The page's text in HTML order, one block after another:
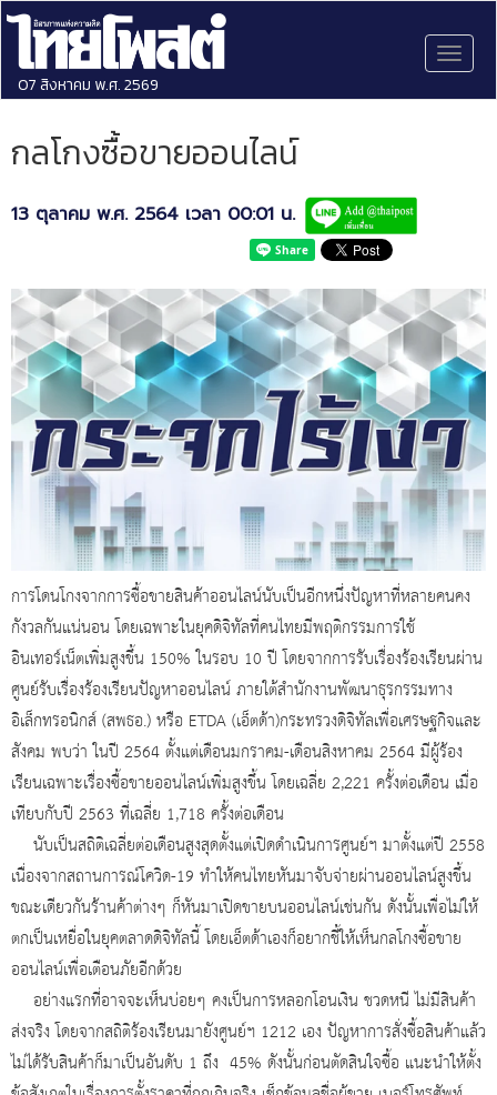
07 สิงหาคม พ.ศ. 2569
กลโกงซื้อขายออนไลน์
13 ตุลาคม พ.ศ. 2564 เวลา 00:01 น.
การโดนโกงจากการซื้อขายสินค้าออนไลน์นับเป็นอีกหนึ่งปัญหาที่หลายคนคง
กังวลกันแน่นอน โดยเฉพาะในยุคดิจิทัลที่คนไทยมีพฤติกรรมการใช้
อินเทอร์เน็ตเพิ่มสูงขึ้น 150% ในรอบ 10 ปี โดยจากการรับเรื่องร้องเรียนผ่าน
ศูนย์รับเรื่องร้องเรียนปัญหาออนไลน์ ภายใต้สำนักงานพัฒนาธุรกรรมทาง
อิเล็กทรอนิกส์ (สพธอ.) หรือ ETDA (เอ็ตด้า)กระทรวงดิจิทัลเพื่อเศรษฐกิจและ
สังคม พบว่า ในปี 2564 ตั้งแต่เดือนมกราคม-เดือนสิงหาคม 2564 มีผู้ร้อง
เรียนเฉพาะเรื่องซื้อขายออนไลน์เพิ่มสูงขึ้น โดยเฉลี่ย 2,221 ครั้งต่อเดือน เมื่อ
เทียบกับปี 2563 ที่เฉลี่ย 1,718 ครั้งต่อเดือน
นับเป็นสถิติเฉลี่ยต่อเดือนสูงสุดตั้งแต่เปิดดำเนินการศูนย์ฯ มาตั้งแต่ปี 2558
เนื่องจากสถานการณ์โควิด-19 ทำให้คนไทยหันมาจับจ่ายผ่านออนไลน์สูงขึ้น
ขณะเดียวกันร้านค้าต่างๆ ก็หันมาเปิดขายบนออนไลน์เช่นกัน ดังนั้นเพื่อไม่ให้
ตกเป็นเหยื่อในยุคตลาดดิจิทัลนี้ โดยเอ็ตด้าเองก็อยากชี้ให้เห็นกลโกงซื้อขาย
ออนไลน์เพื่อเตือนภัยอีกด้วย
อย่างแรกที่อาจจะเห็นบ่อยๆ คงเป็นการหลอกโอนเงิน ชวดหนี ไม่มีสินค้า
ส่งจริง โดยจากสถิติร้องเรียนมายังศูนย์ฯ 1212 เอง ปัญหาการสั่งซื้อสินค้าแล้ว
ไม่ได้รับสินค้าก็มาเป็นอันดับ 1 ถึง 45% ดังนั้นก่อนตัดสินใจซื้อ แนะนำให้ตั้ง